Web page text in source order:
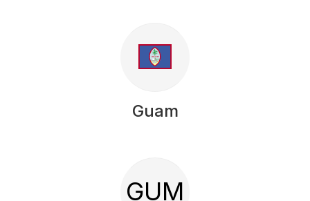
Guam
GUM